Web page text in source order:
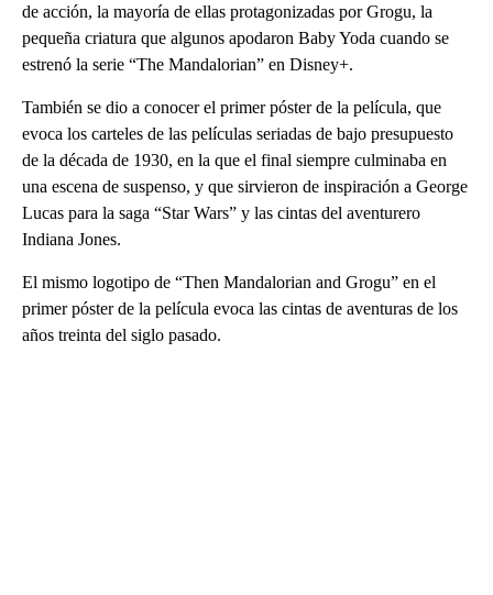
de acción, la mayoría de ellas protagonizadas por Grogu, la
pequeña criatura que algunos apodaron Baby Yoda cuando se
estrenó la serie “The Mandalorian” en Disney+.
También se dio a conocer el primer póster de la película, que
evoca los carteles de las películas seriadas de bajo presupuesto
de la década de 1930, en la que el final siempre culminaba en
una escena de suspenso, y que sirvieron de inspiración a George
Lucas para la saga “Star Wars” y las cintas del aventurero
Indiana Jones.
El mismo logotipo de “Then Mandalorian and Grogu” en el
primer póster de la película evoca las cintas de aventuras de los
años treinta del siglo pasado.